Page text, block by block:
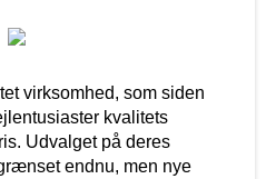
virksomhed, som siden
kvalitets
Udvalget på deres
endnu, men nye